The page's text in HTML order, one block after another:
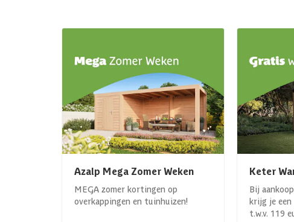
Azalp Mega Zomer Weken
MEGA zomer kortingen op
overkappingen en tuinhuizen!
Keter
Bij
krijg je
t.w.v. 119